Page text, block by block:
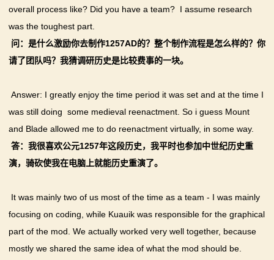
overall process like? Did you have a team? I assume research
was the toughest part.
问：是什么激励你去制作1257AD的？整个制作流程是怎么样的？你
请了团队吗？我猜调研历史是比较费事的一块。
Answer: I greatly enjoy the time period it was set and at the time I
was still doing some medieval reenactment. So i guess Mount
and Blade allowed me to do reenactment virtually, in some way.
答：我很喜欢公元1257年这段历史，我平时也参加中世纪历史重
演，骑砍使我在电脑上就能历史重演了。
It was mainly two of us most of the time as a team - I was mainly
focusing on coding, while Kuauik was responsible for the graphical
part of the mod. We actually worked very well together, because
mostly we shared the same idea of what the mod should be.